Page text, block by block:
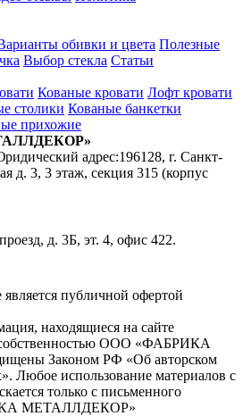
обивки и цвета Полезные
Выбор стекла Статьи
Кованые кровати Лофт кровати
столики Кованые банкетки
прихожие
адрес:196128, г. Санкт-
д. 3, 3 этаж, секция 315 (корпус
д. 3Б, эт. 4, офис 422.
публичной офертой
находящиеся на сайте
собственностью ООО «ФАБРИКА
Законом РФ «Об авторском
Любое использование материалов с
только с письменного
МЕТАЛЛДЕКОР»